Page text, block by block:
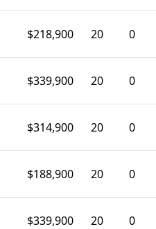
$218,900 20 0
$339,900 20 0
$314,900 20 0
$188,900 20 0
$339,900 20 0